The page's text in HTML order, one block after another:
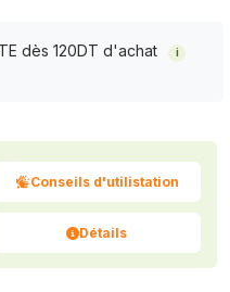
dès 120DT d'achat i
Conseils d'utilistation
Détails